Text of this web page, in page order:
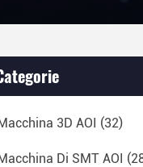
3D AOI (32)
Di SMT AOI